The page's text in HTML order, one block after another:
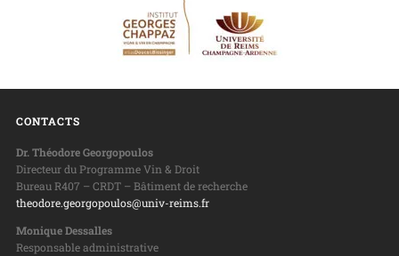
CONTACTS
Dr. Théodore Georgopoulos
Directeur du Programme Vin & Droit
Bureau R407 – CRDT – Bâtiment de recherche
theodore.georgopoulos@univ-reims.fr
Monique Dessalles
Responsable administrative